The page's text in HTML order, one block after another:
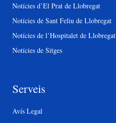
Notícies d’El Prat de Llobregat
Notícies de Sant Feliu de Llobregat
Notícies de l’Hospitalet de Llobregat
Notícies de Sitges
Serveis
Avís Legal